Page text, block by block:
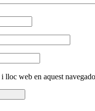
lloc web en aquest